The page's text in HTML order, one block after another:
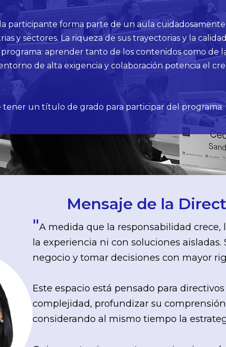
participante forma parte de un aula
y sectores. La riqueza de sus trayectorias y la
aprender tanto de los contenidos como de
de alta exigencia y colaboración potencia el
tener un título de grado para participar del programa.
Mensaje de la
"A medida que la responsabilidad crece,
la experiencia ni con soluciones
negocio y tomar decisiones con mayor
Este espacio está pensado para
complejidad, profundizar su
considerando al mismo tiempo la